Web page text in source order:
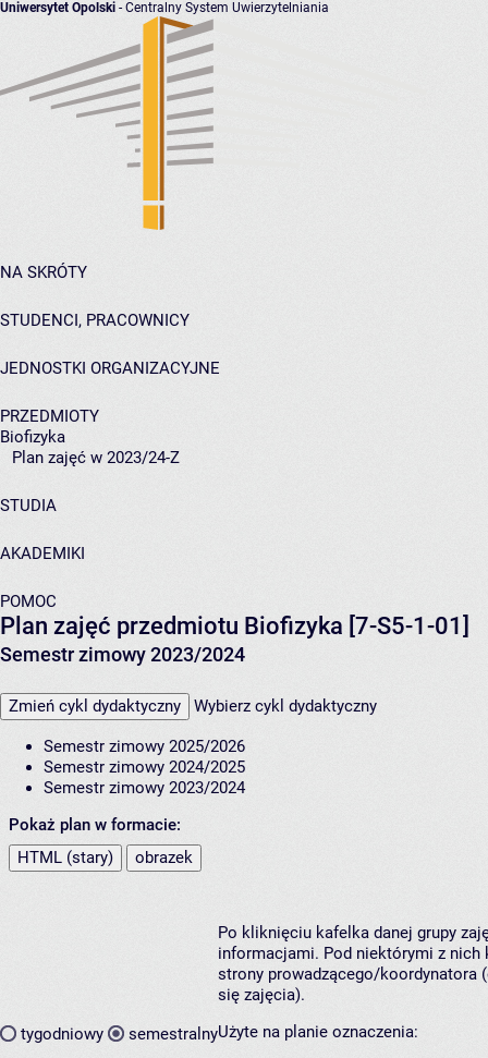
Uniwersytet Opolski - Centralny System Uwierzytelniania
NA SKRÓTY
STUDENCI, PRACOWNICY
JEDNOSTKI ORGANIZACYJNE
PRZEDMIOTY
Biofizyka
Plan zajęć w 2023/24-Z
STUDIA
AKADEMIKI
POMOC
Plan zajęć przedmiotu Biofizyka [7-S5-1-01]
Semestr zimowy 2023/2024
Zmień cykl dydaktyczny Wybierz cykl dydaktyczny
Semestr zimowy 2025/2026
Semestr zimowy 2024/2025
Semestr zimowy 2023/2024
Pokaż plan w formacie:
HTML (stary)
obrazek
tygodniowy semestralny
Po kliknięciu kafelka danej grupy
informacjami. Pod niektórymi z nich
strony prowadzącego/koordynatora
się zajęcia).
Użyte na planie oznaczenia: